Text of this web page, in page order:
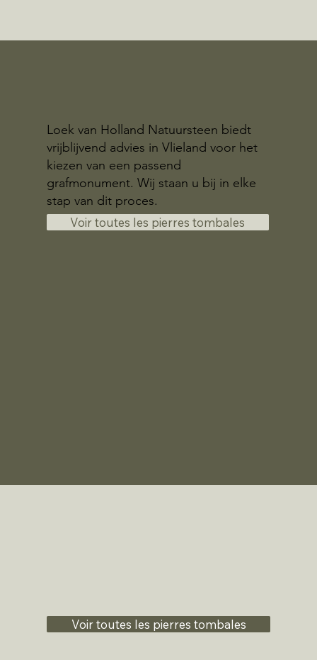
Loek van Holland Natuursteen biedt
vrijblijvend advies in Vlieland voor het
kiezen van een passend
grafmonument. Wij staan u bij in elke
stap van dit proces.
Voir toutes les pierres tombales
Voir toutes les pierres tombales